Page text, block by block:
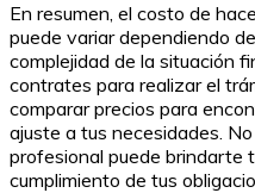
En resumen, el costo de
puede variar dependiendo
complejidad de la situación
contrates para realizar el
comparar precios para
ajuste a tus necesidades.
profesional puede brindarte
cumplimiento de tus